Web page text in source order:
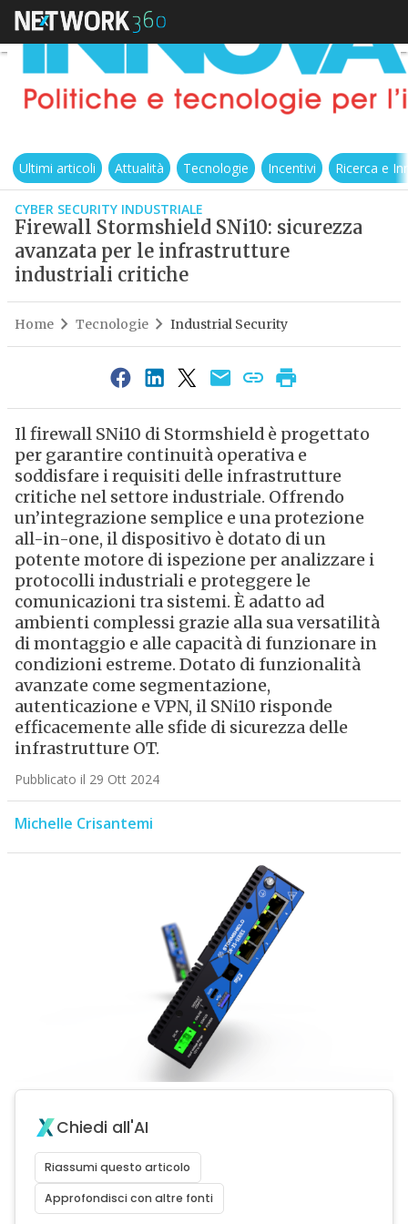
Ultimi articoli Attualità Tecnologie Incentivi Ricerca e
CYBER SECURITY INDUSTRIALE
Firewall Stormshield SNi10: sicurezza
avanzata per le infrastrutture
industriali critiche
Home Tecnologie Industrial Security
Il firewall SNi10 di Stormshield è progettato
per garantire continuità operativa e
soddisfare i requisiti delle infrastrutture
critiche nel settore industriale. Offrendo
un’integrazione semplice e una protezione
all-in-one, il dispositivo è dotato di un
potente motore di ispezione per analizzare i
protocolli industriali e proteggere le
comunicazioni tra sistemi. È adatto ad
ambienti complessi grazie alla sua versatilità
di montaggio e alle capacità di funzionare in
condizioni estreme. Dotato di funzionalità
avanzate come segmentazione,
autenticazione e VPN, il SNi10 risponde
efficacemente alle sfide di sicurezza delle
infrastrutture OT.
Pubblicato il 29 Ott 2024
Michelle Crisantemi
Chiedi all'AI
Riassumi questo articolo
Approfondisci con altre fonti